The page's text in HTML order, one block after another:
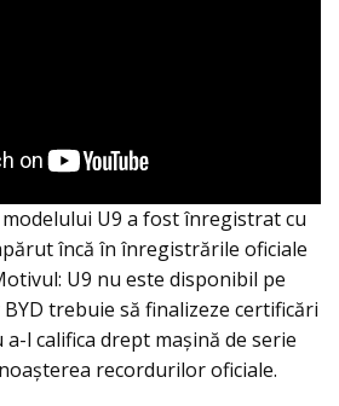
U9 a fost înregistrat cu
încă în înregistrările oficiale
U9 nu este disponibil pe
trebuie să finalizeze certificări
l califica drept mașină de serie
recordurilor oficiale.